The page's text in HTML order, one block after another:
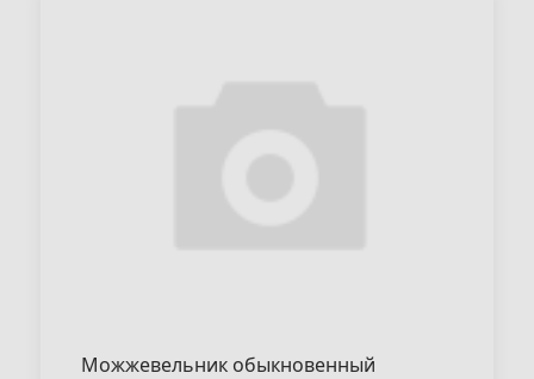
Можжевельник обыкновенный